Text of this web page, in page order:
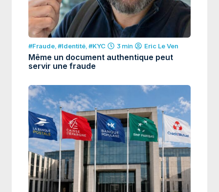
#Fraude,#Identité,#KYC 3 min Eric Le Ven
Même un document authentique peut
servir une fraude